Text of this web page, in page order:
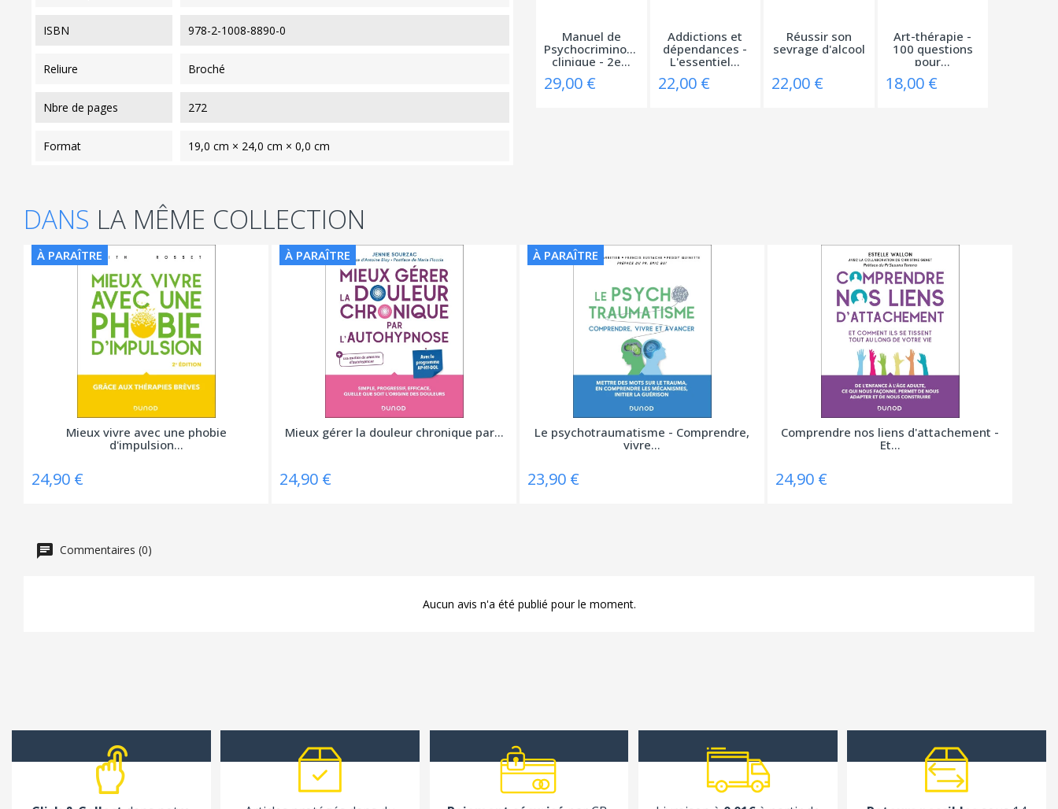
ISBN 978-2-1008-8890-0
reliure Broché
nbre de pages 272
format 19,0 cm × 24,0 cm × 0,0 cm
Manuel de
Psychocriminologie
clinique - 2e...
29,00 €
Addictions et
dépendances -
L'essentiel...
22,00 €
Réussir son
sevrage d'alcool
22,00 €
Art-thérapie -
100 questions
pour...
18,00 €
DANS LA MÊME COLLECTION
À PARAÎTRE
Mieux vivre avec une phobie
d'impulsion...
24,90 €
À PARAÎTRE
Mieux gérer la douleur chronique par...
24,90 €
À PARAÎTRE
Le psychotraumatisme - Comprendre,
vivre...
23,90 €
Comprendre nos liens d'attachement -
Et...
24,90 €
Commentaires (0)
Aucun avis n'a été publié pour le moment.